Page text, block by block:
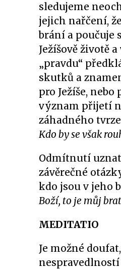
sledujeme
jejich nařčení,
brání a poučuje
Ježíšově životě
„pravdu“
skutků a
pro Ježíše,
význam přijetí
záhadného
Kdo by se však
Odmítnutí
závěrečné
kdo jsou v jeho
Boží, to je můj
MEDITATIO
Je možné
nespravedlností